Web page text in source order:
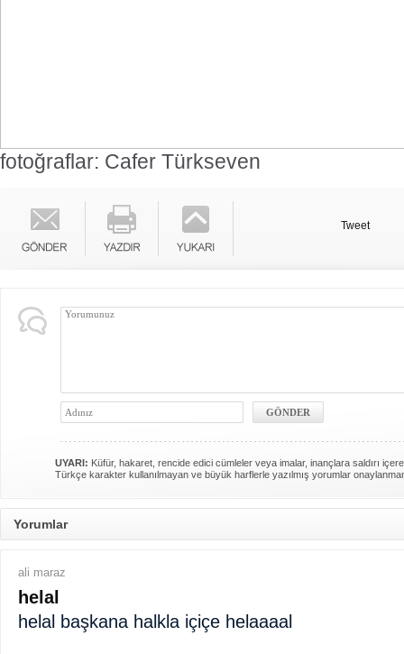
fotoğraflar: Cafer Türkseven
Tweet
UYARI: Küfür, hakaret, rencide edici cümleler veya imalar, inançlara saldırı
Türkçe karakter kullanılmayan ve büyük harflerle yazılmış yorumlar
Yorumlar
ali maraz
helal
helal başkana halkla içiçe helaaaal